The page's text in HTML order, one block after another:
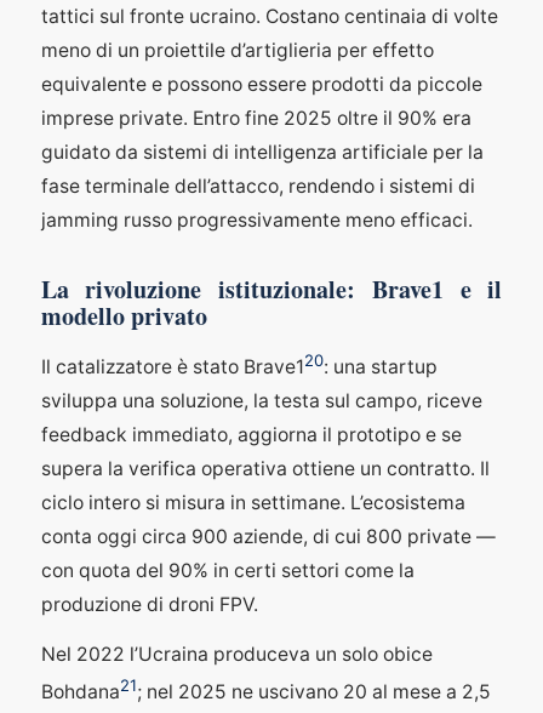
tattici sul fronte ucraino. Costano centinaia di volte
meno di un proiettile d’artiglieria per effetto
equivalente e possono essere prodotti da piccole
imprese private. Entro fine 2025 oltre il 90% era
guidato da sistemi di intelligenza artificiale per la
fase terminale dell’attacco, rendendo i sistemi di
jamming russo progressivamente meno efficaci.
La rivoluzione istituzionale: Brave1 e il
modello privato
Il catalizzatore è stato Brave120: una startup
sviluppa una soluzione, la testa sul campo, riceve
feedback immediato, aggiorna il prototipo e se
supera la verifica operativa ottiene un contratto. Il
ciclo intero si misura in settimane. L’ecosistema
conta oggi circa 900 aziende, di cui 800 private —
con quota del 90% in certi settori come la
produzione di droni FPV.
Nel 2022 l’Ucraina produceva un solo obice
Bohdana21; nel 2025 ne uscivano 20 al mese a 2,5